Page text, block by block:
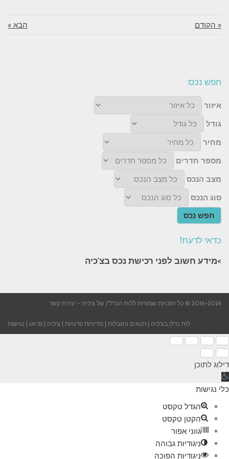
« הקודם הבא »
חפש נכס:
איזור
גודל
מחיר
מספר חדרים
מצב הנכס
סוג הנכס
חפש נכס
כדאי לדעת!
>מידע חשוב לפני רכישת נכס בצ'כיה​
2016-2026 © כל הזכויות שמורות ללוח הנדל"ן של צ'כיה - יצירת קשר
לוח נדלן בצ'כיה | תנאים והגבלות | מדיניות פרטיות | צ'כיה | פראג | נגישות
דילוג לתוכן
פתח
סרגל
כלי נגישות
הגדל טקסט
הקטן טקסט
גווני אפור
ניגודיות גבוהה
ניגודיות הפוכה